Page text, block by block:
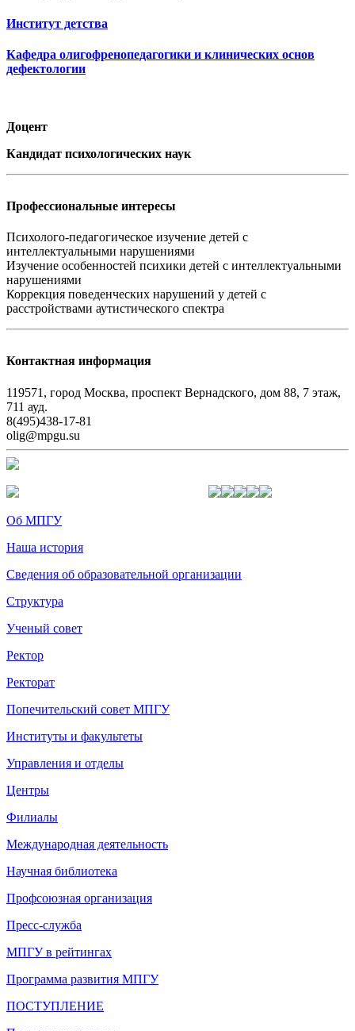
Институт детства
Кафедра олигофренопедагогики и клинических основ
дефектологии
Доцент
Кандидат психологических наук
Профессиональные интересы
Психолого-педагогическое изучение детей с
интеллектуальными нарушениями
Изучение особенностей психики детей с интеллектуальными
нарушениями
Коррекция поведенческих нарушений у детей с
расстройствами аутистического спектра
Контактная информация
119571, город Москва, проспект Вернадского, дом 88, 7 этаж,
711 ауд.
8(495)438-17-81
olig@mpgu.su
Об МПГУ
Наша история
Сведения об образовательной организации
Структура
Ученый совет
Ректор
Ректорат
Попечительский совет МПГУ
Институты и факультеты
Управления и отделы
Центры
Филиалы
Международная деятельность
Научная библиотека
Профсоюзная организация
Пресс-служба
МПГУ в рейтингах
Программа развития МПГУ
ПОСТУПЛЕНИЕ